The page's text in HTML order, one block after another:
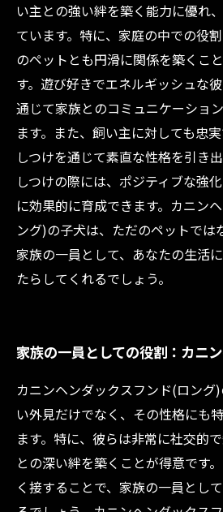
い主との強い絆を築く能力に優れ
ています。特に、家庭の中での役
のペットとも円滑に関係を築くこ
す。遊び好きでエネルギッシュな
通じて家族とのコミュニケーショ
ます。また、飼い主に対しても忠
しつけを通じて素直な性格を引き
しつけの際には、ポジティブな強
に効果的に育成できます。カニン
ング)の子犬は、ただのペットでは
家族の一員として、あなたの生活
たらしてくれるでしょう。
家族の一員としての役割：カニ
カニンヘンダックスフンド(ロング
い外見だけでなく、その性格にも
ます。特に、彼らは非常に社交的
との深い絆を築くことが得意です
く接することで、家族の一員とし